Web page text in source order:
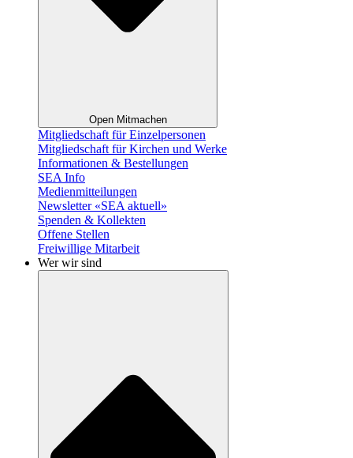
Open Mitmachen
Mitgliedschaft für Einzelpersonen
Mitgliedschaft für Kirchen und Werke
Informationen & Bestellungen
SEA Info
Medienmitteilungen
Newsletter «SEA aktuell»
Spenden & Kollekten
Offene Stellen
Freiwillige Mitarbeit
Wer wir sind